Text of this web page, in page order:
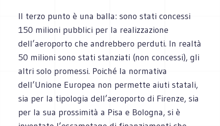
Il terzo punto è una balla: sono stati concessi
150 milioni pubblici per la realizzazione
dell’aeroporto che andrebbero perduti. In realtà
50 milioni sono stati stanziati (non concessi), gli
altri solo promessi. Poiché la normativa
dell’Unione Europea non permette aiuti statali,
sia per la tipologia dell’aeroporto di Firenze, sia
per la sua prossimità a Pisa e Bologna, si è